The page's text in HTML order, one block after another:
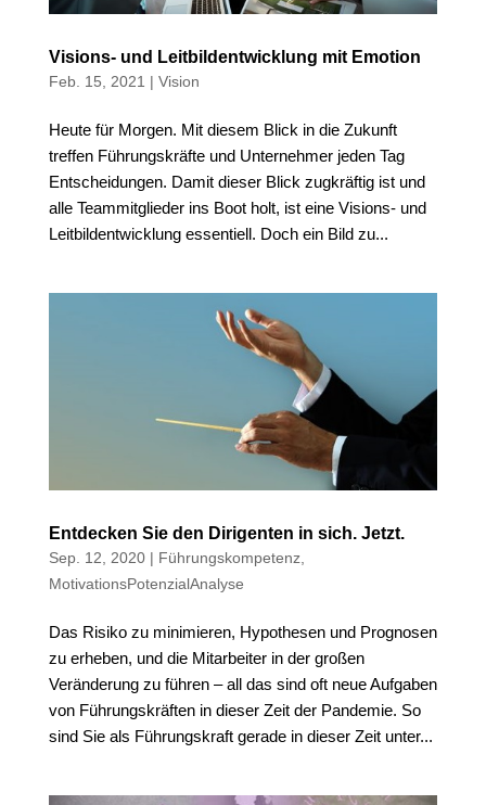
Visions- und Leitbildentwicklung mit Emotion
Feb. 15, 2021 | Vision
Heute für Morgen. Mit diesem Blick in die Zukunft
treffen Führungskräfte und Unternehmer jeden Tag
Entscheidungen. Damit dieser Blick zugkräftig ist und
alle Teammitglieder ins Boot holt, ist eine Visions- und
Leitbildentwicklung essentiell. Doch ein Bild zu...
Entdecken Sie den Dirigenten in sich. Jetzt.
Sep. 12, 2020| Führungskompetenz,
MotivationsPotenzialAnalyse
Das Risiko zu minimieren, Hypothesen und Prognosen
zu erheben, und die Mitarbeiter in der großen
Veränderung zu führen – all das sind oft neue Aufgaben
von Führungskräften in dieser Zeit der Pandemie. So
sind Sie als Führungskraft gerade in dieser Zeit unter...